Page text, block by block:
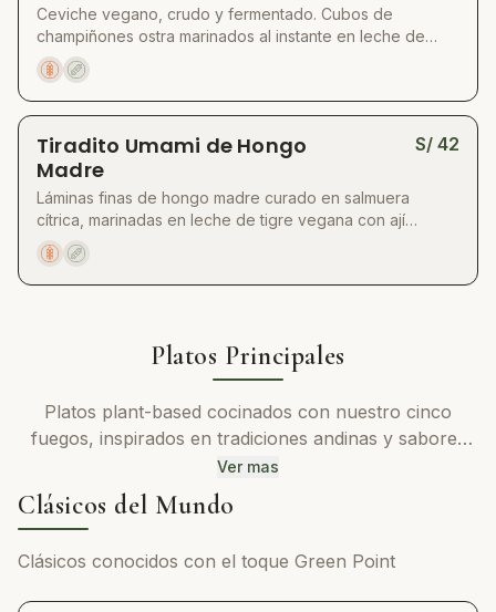
Ceviche vegano, crudo y fermentado. Cubos de
champiñones ostra marinados al instante en leche de
tigre hecha con kombucha, ajo, limón, apio, jengibre y ají
limo. Servido con cebolla morada, maíz chulpe tostado,
choclito, culantro fresco, rodaja de camote, limón y ají
cubo de hielo para mantener su frescura
Tiradito Umami de Hongo
Madre
S/ 42
Láminas finas de hongo madre curado en salmuera
cítrica, marinadas en leche de tigre vegana con ají
amarillo fermentado, jengibre y ajo. Se sirve con palta
cremosa, brotes frescos, flores andinas y una emulsión
umami negra de soya, ajonjolí y picante. Un tiradito
Platos Principales
Platos plant-based cocinados con nuestro cinco
fuegos, inspirados en tradiciones andinas y sabores
del mundo.
Ver mas
Clásicos del Mundo
Clásicos conocidos con el toque Green Point